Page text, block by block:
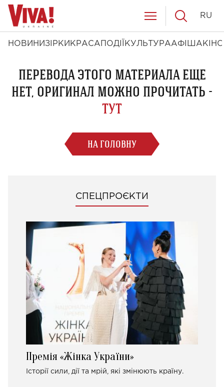
НОВИНИ ЗІРКИ КРАСА ПОДІЇ КУЛЬТУРААФІША КІНО
RU
ПЕРЕВОДА ЭТОГО МАТЕРИАЛА ЕЩЕ
НЕТ, ОРИГИНАЛ МОЖНО ПРОЧИТАТЬ -
ТУТ
НА ГОЛОВНУ
СПЕЦПРОЄКТИ
Премія «Жінка України»
Історії сили, дії та мрій, які змінюють країну.